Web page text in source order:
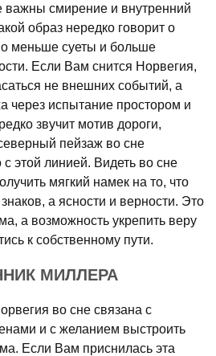
важны смирение и внутренний
образ нередко говорит о
меньше суеты и больше
Если Вам снится Норвегия,
не внешних событий, а
через испытание простором и
звучит мотив дороги,
пейзаж во сне
этой линией. Видеть во сне
мягкий намек на то, что
а ясности и верности. Это
а возможность укрепить веру
к собственному пути.
МИЛЛЕРА
во сне связана с
и с желанием выстроить
Если Вам приснилась эта